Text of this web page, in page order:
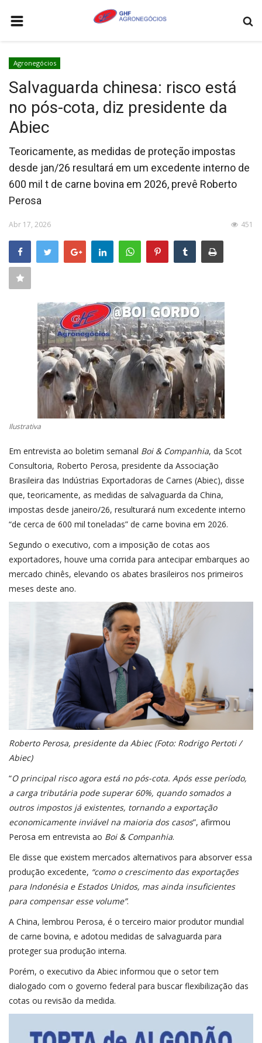
AGRONEGÓCIOS
LEILÕES
FEIRAS E EVENTOS
COTAÇÕES
COMO ANUNCIAR
COLUNISTA
QUEM SOMOS
CONTATO
CONECTE-SE
Agronegócios
Salvaguarda chinesa: risco está
no pós-cota, diz presidente da
Abiec
Teoricamente, as medidas de proteção impostas
desde jan/26 resultará em um excedente interno de
600 mil t de carne bovina em 2026, prevê Roberto
Perosa
Abr 17, 2026 451
Ilustrativa
Em entrevista ao boletim semanal Boi & Companhia, da Scot
Consultoria, Roberto Perosa, presidente da Associação
Brasileira das Indústrias Exportadoras de Carnes (Abiec), disse
que, teoricamente, as medidas de salvaguarda da China,
impostas desde janeiro/26, resulturará num excedente interno
“de cerca de 600 mil toneladas” de carne bovina em 2026.
Segundo o executivo, com a imposição de cotas aos
exportadores, houve uma corrida para antecipar embarques ao
mercado chinês, elevando os abates brasileiros nos primeiros
meses deste ano.
Roberto Perosa, presidente da Abiec (Foto: Rodrigo Pertoti /
Abiec)
“O principal risco agora está no pós-cota. Após esse período,
a carga tributária pode superar 60%, quando somados a
outros impostos já existentes, tornando a exportação
economicamente inviável na maioria dos casos”, afirmou
Perosa em entrevista ao Boi & Companhia.
Ele disse que existem mercados alternativos para absorver essa
produção excedente, “como o crescimento das exportações
para Indonésia e Estados Unidos, mas ainda insuficientes
para compensar esse volume”.
A China, lembrou Perosa, é o terceiro maior produtor mundial
de carne bovina, e adotou medidas de salvaguarda para
proteger sua produção interna.
Porém, o executivo da Abiec informou que o setor tem
dialogado com o governo federal para buscar flexibilização das
cotas ou revisão da medida.